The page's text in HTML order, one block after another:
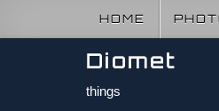
HOME
Diomet
things